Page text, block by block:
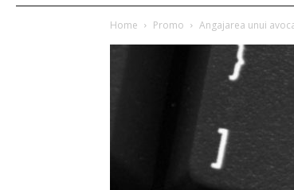
Home Promo Angajarea unui